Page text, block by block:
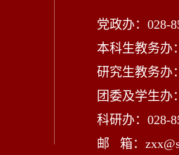
党政办：028-
本科生教务办
研究生教务办
团委及学生办
科研办：028-
邮 箱：